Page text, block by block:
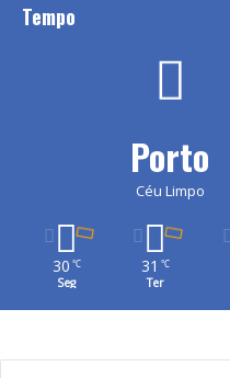
Tempo
Porto
Céu Limpo
30 ℃
Seg
31 ℃
Ter